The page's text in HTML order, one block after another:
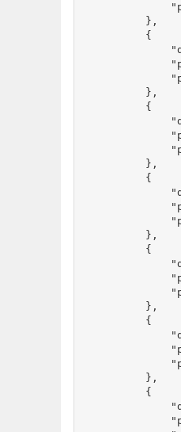
          },
          {
          },
          {
          },
          {
          },
          {
          },
          {
          },
          {